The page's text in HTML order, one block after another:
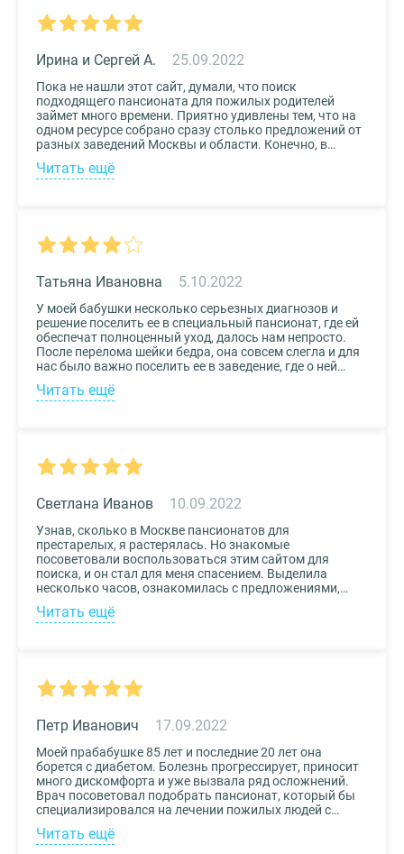
25.09.2022
Ирина и Сергей А.
Пока не нашли этот сайт, думали, что поиск
подходящего пансионата для пожилых родителей
займет много времени. Приятно удивлены тем, что на
одном ресурсе собрано сразу столько предложений от
разных заведений Москвы и области. Конечно, в
приоритете был выбор по месту расположения –
хотелось бы, чтоб пансионат находился недалеко от
подробная, что определиться на наиболее подходящем
сервис!
Читать ещё
5.10.2022
Татьяна Ивановна
У моей бабушки несколько серьезных диагнозов и
решение поселить ее в специальный пансионат, где ей
обеспечат полноценный уход, далось нам непросто.
После перелома шейки бедра, она совсем слегла и для
нас было важно поселить ее в заведение, где о ней
будут заботиться круглосуточно. Остановили выбор
на реабилитационном центре Медвежьи Озера
Читать ещё
10.09.2022
Светлана Иванов
Узнав, сколько в Москве пансионатов для
престарелых, я растерялась. Но знакомые
посоветовали воспользоваться этим сайтом для
поиска, и он стал для меня спасением. Выделила
несколько часов, ознакомилась с предложениями,
доступными мне по цене и месту расположения и
выбрала два варианта. Связалась с администрацией
Читать ещё
17.09.2022
Петр Иванович
Моей прабабушке 85 лет и последние 20 лет она
борется с диабетом. Болезнь прогрессирует, приносит
много дискомфорта и уже вызвала ряд осложнений.
Врач посоветовал подобрать пансионат, который бы
специализировался на лечении пожилых людей с
диабетом. К выбору заведения подошли со всей
серьезностью, важно было, чтобы за прабабушкой
Читать ещё